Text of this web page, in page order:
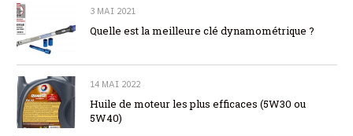
3 MAI 2021
Quelle est la meilleure clé dynamométrique ?
14 MAI 2022
Huile de moteur les plus efficaces (5W30 ou
5W40)